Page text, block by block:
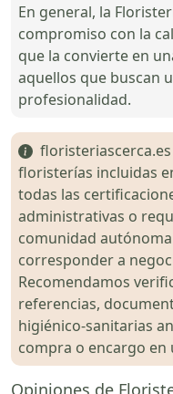
En general, la
compromiso con la
que la convierte en
aquellos que buscan
profesionalidad.
floristerías incluidas
todas las
administrativas o
comunidad
corresponder a
Recomendamos
referencias,
higiénico-sanitarias
compra o encargo
Opiniones de